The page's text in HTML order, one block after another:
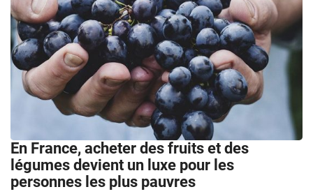
En France, acheter des fruits et des
légumes devient un luxe pour les
personnes les plus pauvres